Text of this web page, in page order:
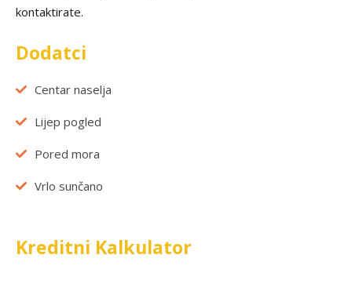
kontaktirate.
Dodatci
Centar naselja
Lijep pogled
Pored mora
Vrlo sunčano
Kreditni Kalkulator